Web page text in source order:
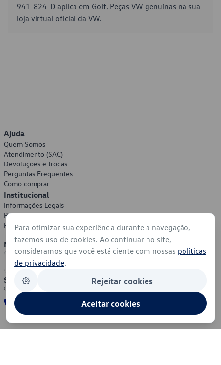
941-824-D aplica em Golf. Peças VW genuínas na sua
loja virtual oficial da VW.
Ajuda
Quem Somos
Atendimento (SAC)
Devoluções e trocas
Perguntas Frequentes
Como comprar
Institucional
Informações Legais
Política de Privacidade
Política de Cookies
Formas de Pagamento
Segurança
Para otimizar sua experiência durante a navegação,
fazemos uso de cookies. Ao continuar no site,
consideramos que você está ciente com nossas políticas
de privacidade.
Rejeitar cookies
Aceitar cookies